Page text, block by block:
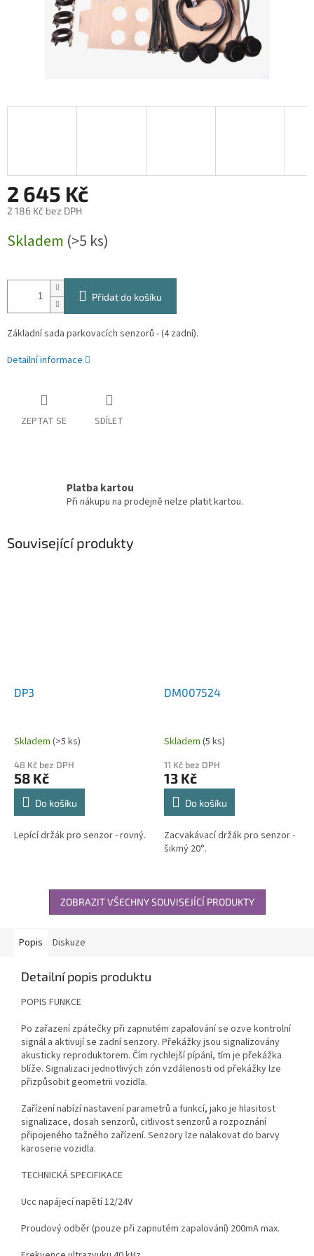
2 645 Kč
2 186 Kč bez DPH
cena:
Skladem (>5 ks)
Přidat do košíku
Základní sada parkovacích senzorů - (4 zadní).
Detailní informace
ZEPTAT SE SDÍLET
Platba kartou
Při nákupu na prodejně nelze platit kartou.
Související produkty
DP3
Skladem (>5 ks)
48 Kč bez DPH
58 Kč
Do košíku
Lepící držák pro senzor - rovný.
DM007524
Skladem (5 ks)
11 Kč bez DPH
13 Kč
Do košíku
Zacvakávací držák pro senzor -
šikmý 20°.
ZOBRAZIT VŠECHNY SOUVISEJÍCÍ PRODUKTY
Popis Diskuze
Detailní popis produktu
POPIS FUNKCE
Po zařazení zpátečky při zapnutém zapalování se ozve kontrolní
signál a aktivují se zadní senzory. Překážky jsou signalizovány
akusticky reproduktorem. Čím rychlejší pípání, tím je překážka
blíže. Signalizaci jednotlivých zón vzdálenosti od překážky lze
přizpůsobit geometrii vozidla.
Zařízení nabízí nastavení parametrů a funkcí, jako je hlasitost
signalizace, dosah senzorů, citlivost senzorů a rozpoznání
připojeného tažného zařízení. Senzory lze nalakovat do barvy
karoserie vozidla.
TECHNICKÁ SPECIFIKACE
Ucc napájecí napětí 12/24V
Proudový odběr (pouze při zapnutém zapalování) 200mA max.